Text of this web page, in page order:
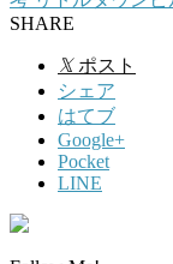
SHARE
𝕏 ポスト
シェア
はてブ
Google+
Pocket
LINE